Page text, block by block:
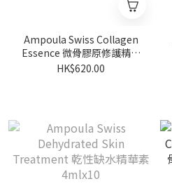
Ampoula Swiss Collagen
Essence 微骨膠原修護精華
素 4mlx10
HK$620.00